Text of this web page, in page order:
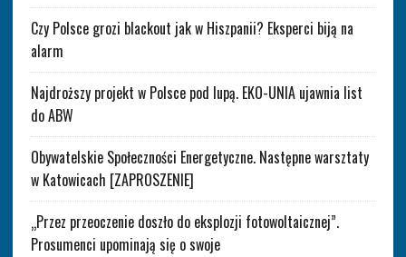
Czy Polsce grozi blackout jak w Hiszpanii? Eksperci biją na
alarm
Najdroższy projekt w Polsce pod lupą. EKO-UNIA ujawnia list
do ABW
Obywatelskie Społeczności Energetyczne. Następne warsztaty
w Katowicach [ZAPROSZENIE]
„Przez przeoczenie doszło do eksplozji fotowoltaicznej”.
Prosumenci upominają się o swoje